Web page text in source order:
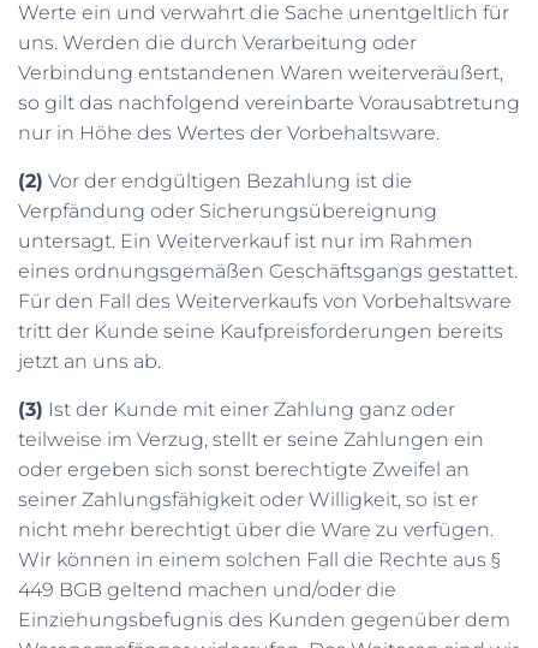
Werte ein und verwahrt die Sache unentgeltlich für
uns. Werden die durch Verarbeitung oder
Verbindung entstandenen Waren weiterveräußert,
so gilt das nachfolgend vereinbarte Vorausabtretung
nur in Höhe des Wertes der Vorbehaltsware.
(2) Vor der endgültigen Bezahlung ist die
Verpfändung oder Sicherungsübereignung
untersagt. Ein Weiterverkauf ist nur im Rahmen
eines ordnungsgemäßen Geschäftsgangs gestattet.
Für den Fall des Weiterverkaufs von Vorbehaltsware
tritt der Kunde seine Kaufpreisforderungen bereits
jetzt an uns ab.
(3) Ist der Kunde mit einer Zahlung ganz oder
teilweise im Verzug, stellt er seine Zahlungen ein
oder ergeben sich sonst berechtigte Zweifel an
seiner Zahlungsfähigkeit oder Willigkeit, so ist er
nicht mehr berechtigt über die Ware zu verfügen.
Wir können in einem solchen Fall die Rechte aus §
449 BGB geltend machen und/oder die
Einziehungsbefugnis des Kunden gegenüber dem